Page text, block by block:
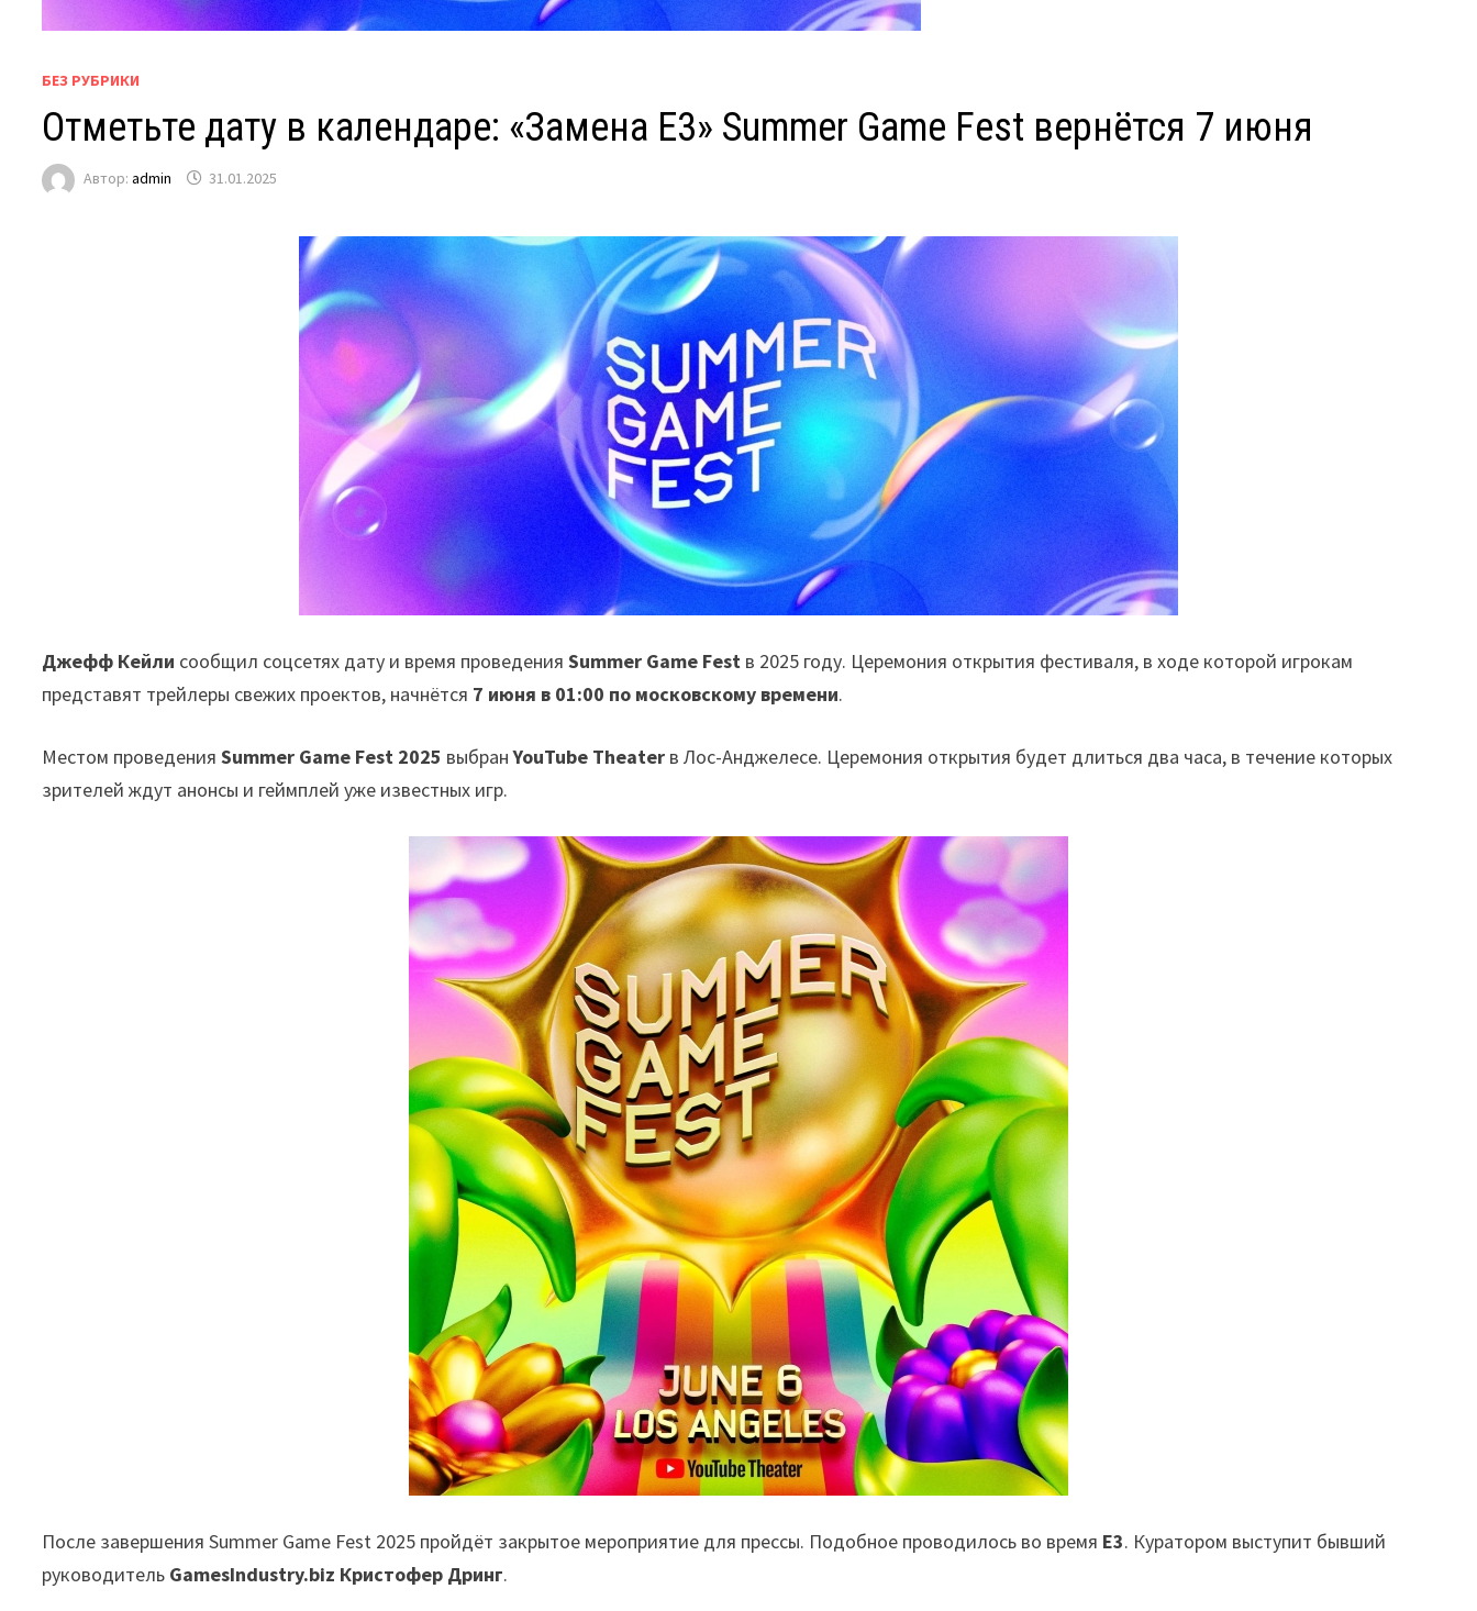
БЕЗ РУБРИКИ
Отметьте дату в календаре: «‎Замена E3» Summer Game Fest вернётся 7 июня
Автор:admin 31.01.2025
Джефф Кейли сообщил соцсетях дату и время проведения Summer Game Fest в 2025 году. Церемония открытия фестиваля, в ходе которой игрокам
представят трейлеры свежих проектов, начнётся 7 июня в 01:00 по московскому времени.
Местом проведенияSummer Game Fest 2025 выбранYouTube Theater в Лос-Анджелесе. Церемония открытия будет длиться два часа, в течение которых
зрителей ждут анонсы и геймплей уже известных игр.
После завершения Summer Game Fest 2025 пройдёт закрытое мероприятие для прессы. Подобное проводилось во время E3. Куратором выступит бывший
руководитель GamesIndustry.biz Кристофер Дринг.